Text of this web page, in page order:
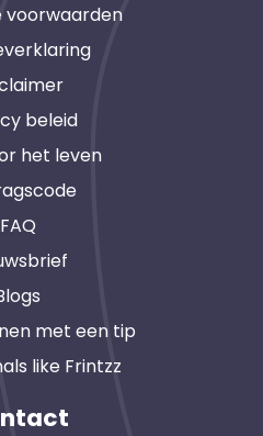
voorwaarden
beleid
het leven
FAQ
met een tip
like Frintzz